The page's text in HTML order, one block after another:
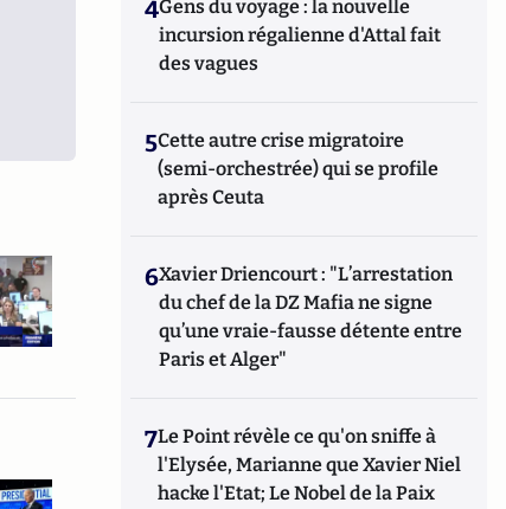
4Gens du voyage : la nouvelle
incursion régalienne d'Attal fait
des vagues
5Cette autre crise migratoire
(semi-orchestrée) qui se profile
après Ceuta
6Xavier Driencourt : "L’arrestation
du chef de la DZ Mafia ne signe
qu’une vraie-fausse détente entre
Paris et Alger"
7Le Point révèle ce qu'on sniffe à
l'Elysée, Marianne que Xavier Niel
hacke l'Etat; Le Nobel de la Paix